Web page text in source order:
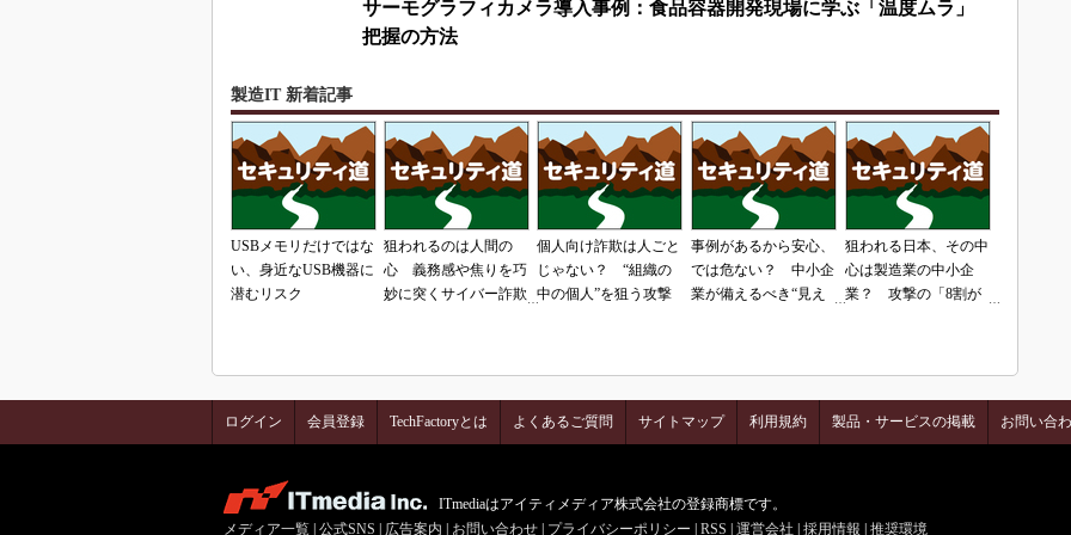
サーモグラフィカメラ導入事例：食品容器開発現場に学ぶ「温度ムラ」
把握の方法
製造IT 新着記事
USBメモリだけではな
い、身近なUSB機器に
潜むリスク
狙われるのは人間の
心 義務感や焦りを巧
妙に突くサイバー詐欺
個人向け詐欺は人ごと
じゃない？ “組織の
中の個人”を狙う攻撃
事例があるから安心、
では危ない？ 中小企
業が備えるべき“見え
狙われる日本、その中
心は製造業の中小企
業？ 攻撃の「8割が
ログイン 会員登録 TechFactoryとは よくあるご質問 サイトマップ 利用規約 製品・サービスの掲載 お問い合
ITmediaはアイティメディア株式会社の登録商標です。
メディア一覧 公式SNS 広告案内 お問い合わせ プライバシーポリシー RSS 運営会社 採用情報 推奨環境